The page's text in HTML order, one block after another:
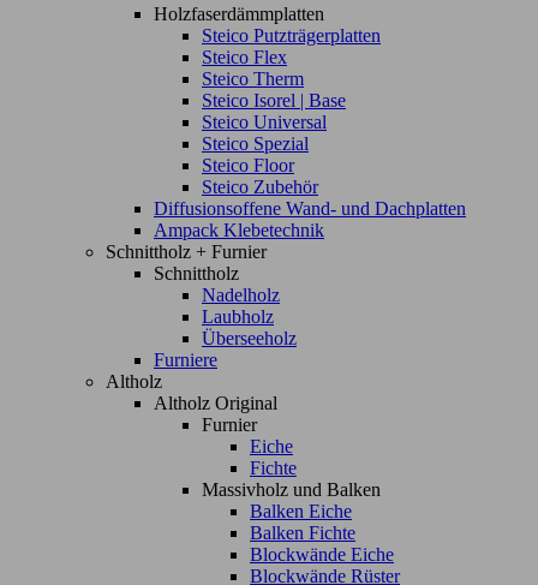
Holzfaserdämmplatten
Steico Putzträgerplatten
Steico Flex
Steico Therm
Steico Isorel | Base
Steico Universal
Steico Spezial
Steico Floor
Steico Zubehör
Diffusionsoffene Wand- und Dachplatten
Ampack Klebetechnik
Schnittholz + Furnier
Schnittholz
Nadelholz
Laubholz
Überseeholz
Furniere
Altholz
Altholz Original
Furnier
Eiche
Fichte
Massivholz und Balken
Balken Eiche
Balken Fichte
Blockwände Eiche
Blockwände Rüster